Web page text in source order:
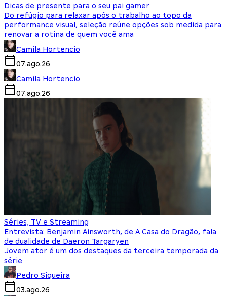
Dicas de presente para o seu pai gamer
Do refúgio para relaxar após o trabalho ao topo da
performance visual, seleção reúne opções sob medida para
renovar a rotina de quem você ama
Camila Hortencio
07.ago.26
Camila Hortencio
07.ago.26
Séries, TV e Streaming
Entrevista: Benjamin Ainsworth, de A Casa do Dragão, fala
de dualidade de Daeron Targaryen
Jovem ator é um dos destaques da terceira temporada da
série
Pedro Siqueira
03.ago.26